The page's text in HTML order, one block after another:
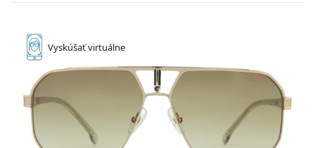
Vyskúšaťvirtuálne